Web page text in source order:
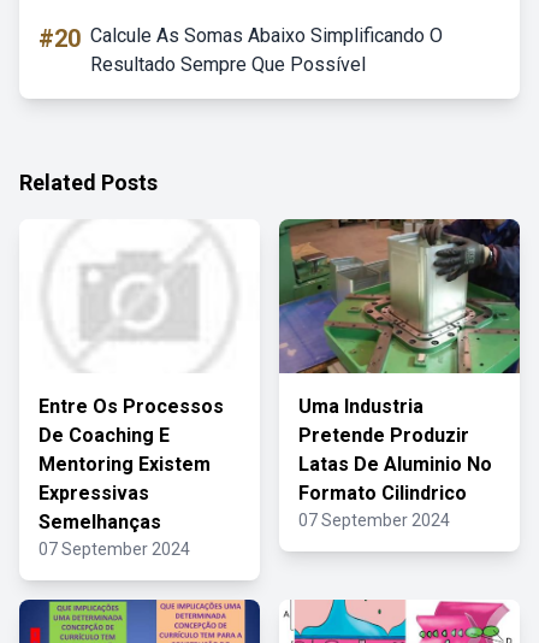
#20 Calcule As Somas Abaixo Simplificando O
Resultado Sempre Que Possível
Related Posts
Entre Os Processos
De Coaching E
Mentoring Existem
Expressivas
Semelhanças
07 September 2024
Uma Industria
Pretende Produzir
Latas De Aluminio No
Formato Cilindrico
07 September 2024